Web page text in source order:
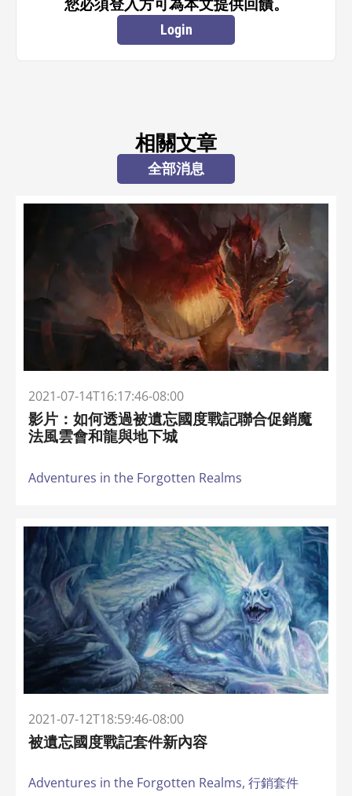
Login
相關文章
全部消息
2021-07-14T16:17:46-08:00
影片：如何透過被遺忘國度戰記聯合促銷魔
法風雲會和龍與地下城
Adventures in the Forgotten Realms
2021-07-12T18:59:46-08:00
被遺忘國度戰記套件新內容
Adventures in the Forgotten Realms, 行銷套件